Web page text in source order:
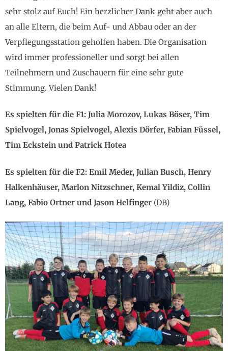
sehr stolz auf Euch! Ein herzlicher Dank geht aber auch
an alle Eltern, die beim Auf- und Abbau oder an der
Verpflegungsstation geholfen haben. Die Organisation
wird immer professioneller und sorgt bei allen
Teilnehmern und Zuschauern für eine sehr gute
Stimmung. Vielen Dank!
Es spielten für die F1: Julia Morozov, Lukas Böser, Tim
Spielvogel, Jonas Spielvogel, Alexis Dörfer, Fabian Füssel,
Tim Eckstein und Patrick Hotea
Es spielten für die F2: Emil Meder, Julian Busch, Henry
Halkenhäuser, Marlon Nitzschner, Kemal Yildiz, Collin
Lang, Fabio Ortner und Jason Helfinger (DB)